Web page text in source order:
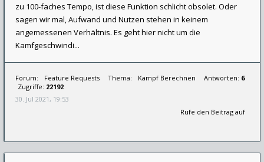
zu 100-faches Tempo, ist diese Funktion schlicht obsolet. Oder
sagen wir mal, Aufwand und Nutzen stehen in keinem
angemessenen Verhältnis. Es geht hier nicht um die
Kamfgeschwindi...
Forum: Feature Requests Thema: Kampf Berechnen Antworten: 6
Zugriffe: 22192
30. Jul 2021, 19:53
Rufe den Beitrag auf